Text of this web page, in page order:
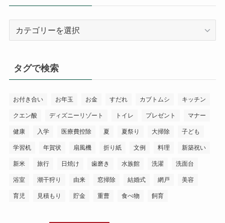
ー
タグで検索
お付き合い お年玉 お金 すだれ カブトムシ キッチン
クエン酸 ディズニーリゾート トイレ プレゼント マナー
健康 入学 医療費控除 夏 夏祭り 大掃除 子ども
学習机 年賀状 扇風機 折り紙 文例 料理 新築祝い
新米 旅行 日焼け 歯磨き 水族館 洗濯 洗面台
浴室 潮干狩り 由来 窓掃除 結婚式 網戸 美容
育児 見積もり 貯金 重曹 食べ物 飼育